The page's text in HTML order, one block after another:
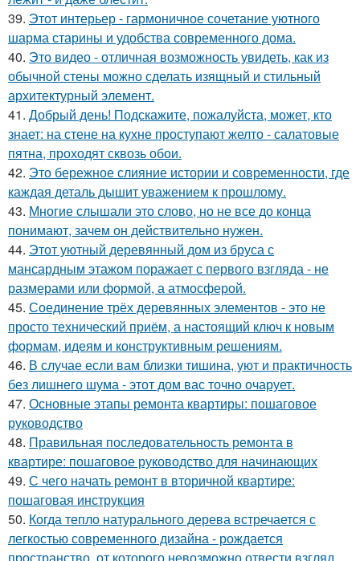
39. Этот интерьер - гармоничное сочетание уютного
шарма старины и удобства современного дома.
40. Это видео - отличная возможность увидеть, как из
обычной стены можно сделать изящный и стильный
архитектурный элемент.
41. Добрый день! Подскажите, пожалуйста, может, кто
знает: на стене на кухне проступают желто - салатовые
пятна, проходят сквозь обои.
42. Это бережное слияние истории и современности, где
каждая деталь дышит уважением к прошлому.
43. Многие слышали это слово, но не все до конца
понимают, зачем он действительно нужен.
44. Этот уютный деревянный дом из бруса с
мансардным этажом поражает с первого взгляда - не
размерами или формой, а атмосферой.
45. Соединение трёх деревянных элементов - это не
просто технический приём, а настоящий ключ к новым
формам, идеям и конструктивным решениям.
46. В случае если вам близки тишина, уют и практичность
без лишнего шума - этот дом вас точно очарует.
47. Основные этапы ремонта квартиры: пошаговое
руководство
48. Правильная последовательность ремонта в
квартире: пошаговое руководство для начинающих
49. С чего начать ремонт в вторичной квартире:
пошаговая инструкция
50. Когда тепло натурального дерева встречается с
легкостью современного дизайна - рождается